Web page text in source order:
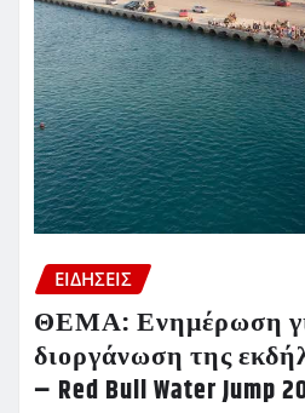
ΕΙΔΗΣΕΙΣ
ΘΕΜΑ: Ενημέρωση
διοργάνωση της
– Red Bull Water Jump